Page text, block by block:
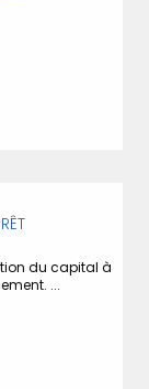
du capital à
...